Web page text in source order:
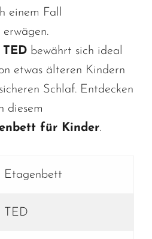
einem Fall
erwägen.
bewährt sich ideal
etwas älteren Kindern
Schlaf. Entdecken
diesem
für Kinder.
Etagenbett
TED